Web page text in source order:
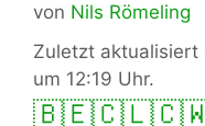
von Nils Römeling
Zuletzt aktualisiert
um 12:19 Uhr.
🇧🇪🇨🇱